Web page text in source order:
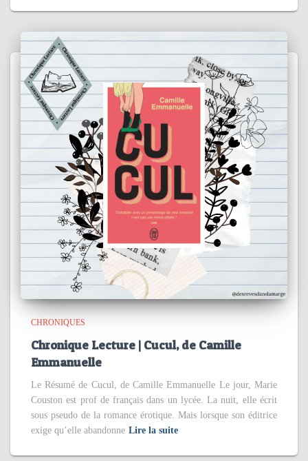
CHRONIQUES
Chronique Lecture | Cucul, de Camille
Emmanuelle
Le Résumé de Cucul, de Camille Emmanuelle Le jour, Marie
Couston est prof de français dans un lycée. La nuit, elle écrit
sous pseudo de la romance érotique. Mais lorsque son éditrice
exige qu’elle abandonne Lire la suite